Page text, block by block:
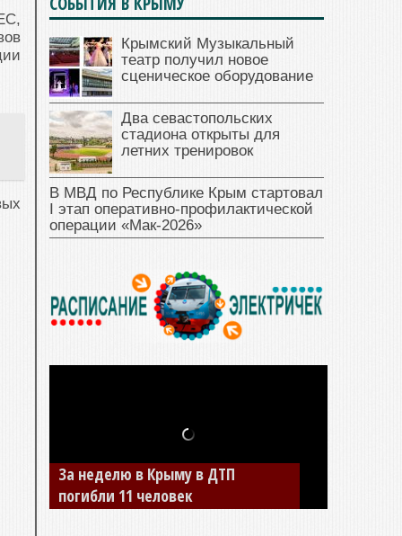
Крымский Музыкальный
театр получил новое
сценическое оборудование
Два севастопольских
стадиона открыты для
летних тренировок
В МВД по Республике Крым стартовал
I этап оперативно‑профилактической
операции «Мак‑2026»
За неделю в Крыму в ДТП
погибли 11 человек